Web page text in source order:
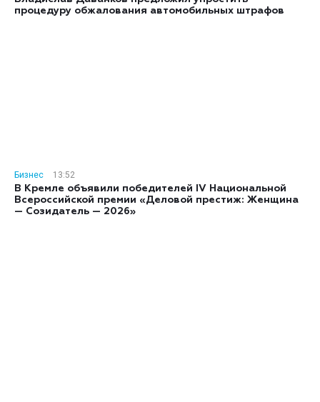
процедуру обжалования автомобильных штрафов
Бизнес
13:52
В Кремле объявили победителей IV Национальной
Всероссийской премии «Деловой престиж: Женщина
— Созидатель — 2026»